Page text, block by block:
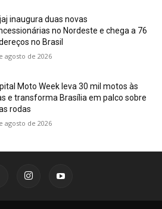
inaugura duas novas
no Nordeste e chega a 76
no Brasil
agosto de 2026
Moto Week leva 30 mil motos às
e transforma Brasília em palco sobre
rodas
agosto de 2026